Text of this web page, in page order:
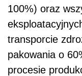
100%) oraz
transporcie
pakowania o
procesie